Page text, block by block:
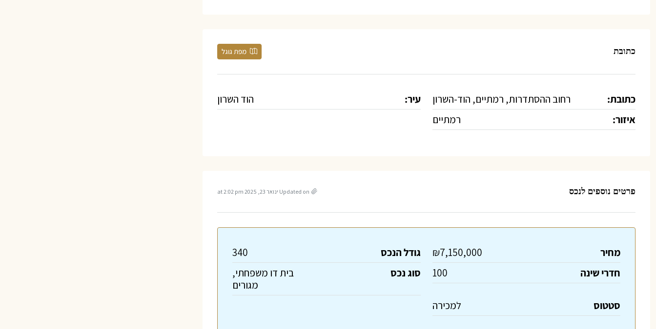
כתובת מפת גוגל
כתובת: רחוב ההסתדרות, רמתיים, הוד-השרון עיר:
הוד השרון
איזור:
רמתיים
פרטים נוספים לנכס Updated on ינואר 23, 2025 at 2:02 pm
מחיר ₪7,150,000 גודל הנכס
340
חדרי שינה
100 סוג נכס
בית דו משפחתי,
מגורים
סטטוס
למכירה